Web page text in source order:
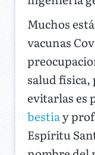
Muchos
vacunas
salud física,
evitarlas es
bestiay
Espíritu